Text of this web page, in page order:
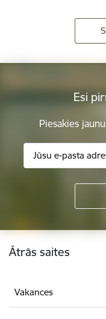
Esi
Piesakies
Kājene
Ātrās saites
Vakances